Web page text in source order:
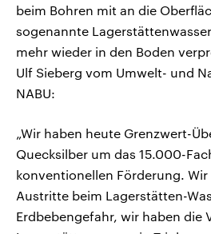
beim Bohren mit an die
sogenannte
mehr wieder in den Boden
Ulf Sieberg vom Umwelt- und
NABU:
„Wir haben heute Grenzwert-
Quecksilber um das 15.000-
konventionellen Förderung. Wir
Austritte beim Lagerstätten-
Erdbebengefahr, wir haben die